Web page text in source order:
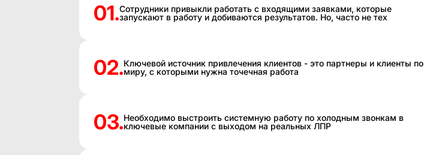
01.Сотрудники привыкли работать с входящими заявками, которые
запускают в работу и добиваются результатов. Но, часто не тех
02.Ключевой источник привлечения клиентов - это партнеры и клиенты по
миру, с которыми нужна точечная работа
03.Необходимо выстроить системную работу по холодным звонкам в
ключевые компании с выходом на реальных ЛПР